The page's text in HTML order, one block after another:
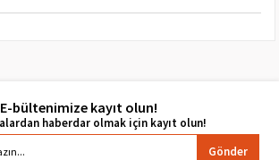
E-bültenimize kayıt olun!
Gönder